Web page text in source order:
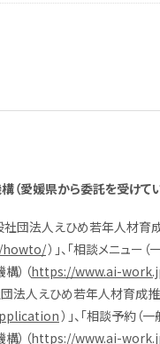
（愛媛県から委託を受けて
社団法人えひめ若年人材育
howto/）」、「相談メニュー（
構）（https://www.ai-
法人えひめ若年人材育成
）」、「相談予約 （一
構）（https://www.ai-